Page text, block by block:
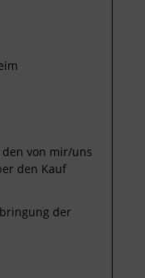
von mir/uns
den Kauf
der